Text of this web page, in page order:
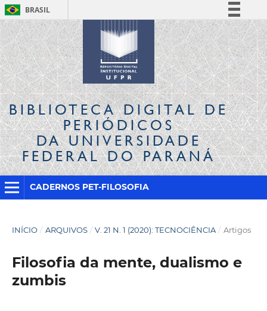
BRASIL
Simplifique!
Comunica BR
Participe
Acesso à informação
Legislação
Canais
BIBLIOTECA DIGITALDE
PERIÓDICOS
DA UNIVERSIDADE
FEDERAL DO PARANÁ
CADERNOS PET-FILOSOFIA
INÍCIO / ARQUIVOS / V. 21 N. 1 (2020): TECNOCIÊNCIA / Artigos
Filosofia da mente, dualismo e
zumbis